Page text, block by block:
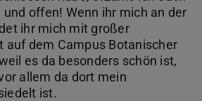
offen! Wenn ihr mich an der
ihr mich mit großer
auf dem Campus Botanischer
es da besonders schön ist,
allem da dort mein
ist.